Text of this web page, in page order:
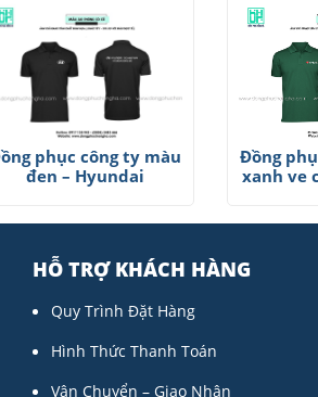
phục công ty màu
đen – Hyundai
Đồng
xanh ve
HỖ TRỢ KHÁCH HÀNG
Quy Trình Đặt Hàng
Hình Thức Thanh Toán
Vận Chuyển – Giao Nhận